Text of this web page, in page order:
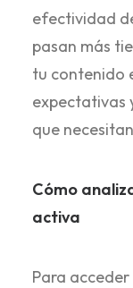
efectividad
pasan más
tu contenido
expectativas
que
Cómo
activa
Para